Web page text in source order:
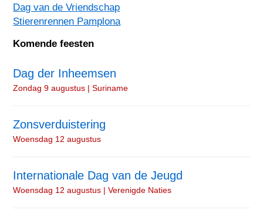
Dag van de Vriendschap
Stierenrennen Pamplona
Komende feesten
Dag der Inheemsen
Zondag 9 augustus | Suriname
Zonsverduistering
Woensdag 12 augustus
Internationale Dag van de Jeugd
Woensdag 12 augustus | Verenigde Naties